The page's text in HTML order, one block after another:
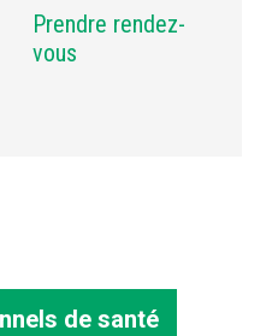
Prendre rendez-
vous
de santé